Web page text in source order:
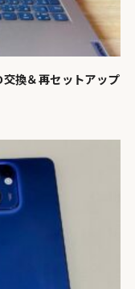
換＆再セットアップ